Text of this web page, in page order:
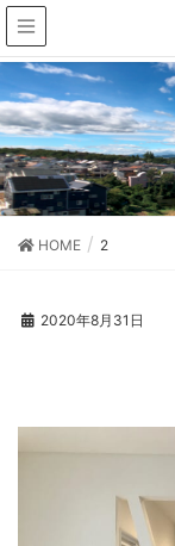
HOME 2
2020年8月31日